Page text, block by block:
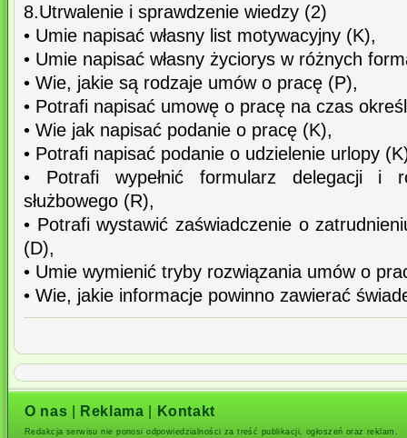
8.Utrwalenie i sprawdzenie wiedzy (2)
• Umie napisać własny list motywacyjny (K),
• Umie napisać własny życiorys w różnych
• Wie, jakie są rodzaje umów o pracę (P),
• Potrafi napisać umowę o pracę na czas
• Wie jak napisać podanie o pracę (K),
• Potrafi napisać podanie o udzielenie urlopy
• Potrafi wypełnić formularz delegacji i
służbowego (R),
• Potrafi wystawić zaświadczenie o
(D),
• Umie wymienić tryby rozwiązania umów o
• Wie, jakie informacje powinno zawierać
O nas Reklama Kontakt
Redakcja serwisu nie ponosi odpowiedzialności za treść publikacji, ogłoszeń oraz reklam.